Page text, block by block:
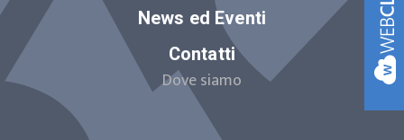
News ed Eventi
Contatti
Dove siamo